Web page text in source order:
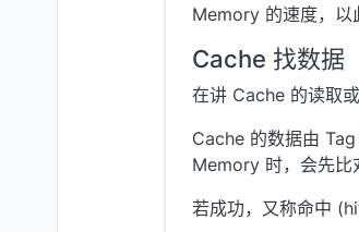
Memory 的速度，以
Cache 找数据
在讲 Cache 的读取
Cache 的数据由
Memory 时，会先比
若成功，又称命中